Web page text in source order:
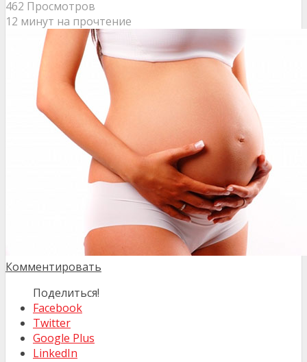
462 Просмотров
12 минут на прочтение
Комментировать
Поделиться!
Facebook
Twitter
Google Plus
LinkedIn